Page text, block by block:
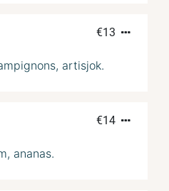
€13
artisjok.
€14
ananas.